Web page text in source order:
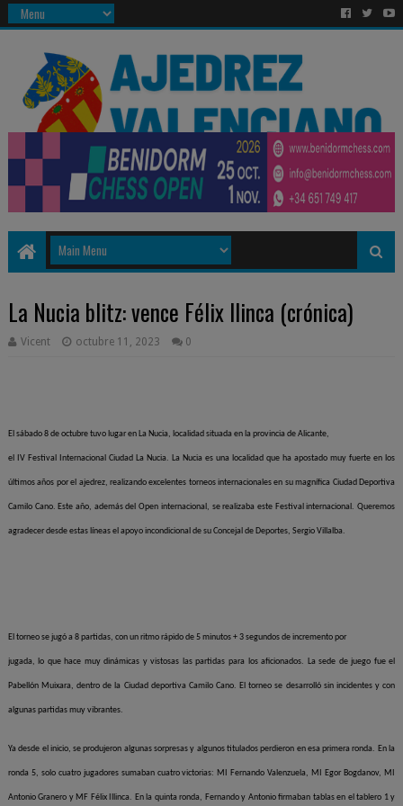
La Nucia blitz: vence Félix Ilinca (crónica)
Vicent octubre 11, 2023 0
El sábado 8 de octubre tuvo lugar en La Nucia, localidad situada en la provincia de Alicante,
el IV Festival Internacional Ciudad La Nucia. La Nucia es una localidad que ha apostado muy fuerte en los
últimos años por el ajedrez, realizando excelentes torneos internacionales en su magnífica Ciudad Deportiva
Camilo Cano. Este año, además del Open internacional, se realizaba este Festival internacional. Queremos
agradecer desde estas líneas el apoyo incondicional de su Concejal de Deportes, Sergio Villalba.
El torneo se jugó a 8 partidas, con un ritmo rápido de 5 minutos + 3 segundos de incremento por
jugada, lo que hace muy dinámicas y vistosas las partidas para los aficionados. La sede de juego fue el
Pabellón Muixara, dentro de la Ciudad deportiva Camilo Cano. El torneo se desarrolló sin incidentes y con
algunas partidas muy vibrantes.
Ya desde el inicio, se produjeron algunas sorpresas y algunos titulados perdieron en esa primera ronda. En la
ronda 5, solo cuatro jugadores sumaban cuatro victorias: MI Fernando Valenzuela, MI Egor Bogdanov, MI
Antonio Granero y MF Félix Illinca. En la quinta ronda, Fernando y Antonio firmaban tablas en el tablero 1 y